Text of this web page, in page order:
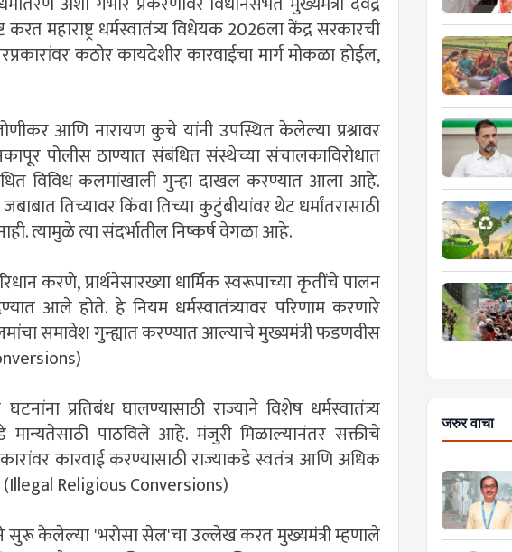
महाराष्ट्र धर्मस्वातंत्र्य विधेयक 2026ला केंद्र सरकारची
कठोर कायदेशीर कारवाईचा मार्ग मोकळा होईल,
आणि नारायण कुचे यांनी उपस्थित केलेल्या प्रश्नावर
पोलीस ठाण्यात संबंधित संस्थेच्या संचालकाविरोधात
विविध कलमांखाली गुन्हा दाखल करण्यात आला आहे.
तिच्यावर किंवा तिच्या कुटुंबीयांवर थेट धर्मांतरासाठी
त्यामुळे त्या संदर्भातील निष्कर्ष वेगळा आहे.
करणे, प्रार्थनेसारख्या धार्मिक स्वरूपाच्या कृतींचे पालन
आले होते. हे नियम धर्मस्वातंत्र्यावर परिणाम करणारे
समावेश गुन्ह्यात करण्यात आल्याचे मुख्यमंत्री फडणवीस
प्रतिबंध घालण्यासाठी राज्याने विशेष धर्मस्वातंत्र्य
पाठविले आहे. मंजुरी मिळाल्यानंतर सक्तीचे
कारवाई करण्यासाठी राज्याकडे स्वतंत्र आणि अधिक
Religious Conversions)
सुरू केलेल्या 'भरोसा सेल'चा उल्लेख करत मुख्यमंत्री म्हणाले
जरुर वाचा